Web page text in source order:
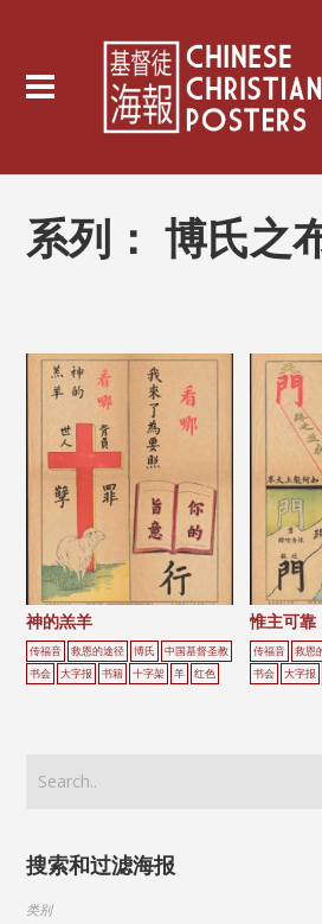
系列：博氏之
神的羔羊
传福音 救恩的途径 博氏
中国基督圣教
书会
大字报 书籍 十字架 羊 红色
惟主可靠
传福音 救恩
书会
大字报
搜索和过滤海报
类别